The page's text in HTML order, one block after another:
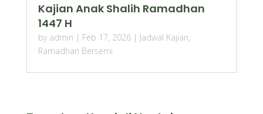
Kajian Anak Shalih Ramadhan
1447 H
by admin | Feb 17, 2026| Jadwal Kajian,
Ramadhan Bersemi